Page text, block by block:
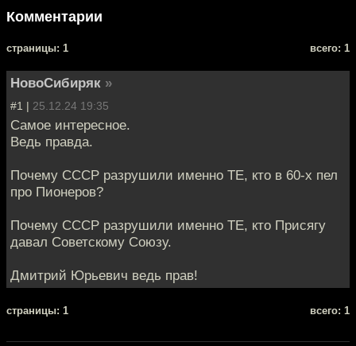
Комментарии
cтраницы: 1 всего: 1
НовоСибиряк »
#1 | 25.12.24 19:35
Самое интересное.
Ведь правда.
Почему СССР разрушили именно ТЕ, кто в 60-х пел
про Пионеров?
Почему СССР разрушили именно ТЕ, кто Присягу
давал Советскому Союзу.
Дмитрий Юрьевич ведь прав!
cтраницы: 1 всего: 1